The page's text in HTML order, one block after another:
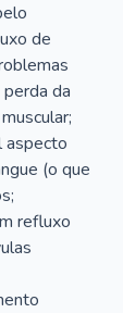
de
da
aspecto
(o que
refluxo